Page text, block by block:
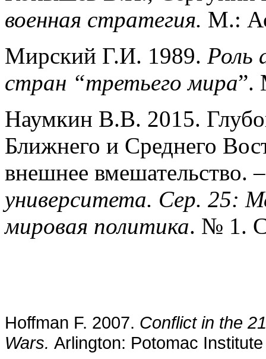
военная стратегия. М.:
Мирский Г.И. 1989. Роль
стран “третьего мира”.
Наумкин В.В. 2015.
Ближнего и Среднего
внешнее вмешательство.
университета. Сер. 25:
мировая политика. № 1.
Hoffman F. 2007. Conflict in the
Wars. Arlington: Potomac